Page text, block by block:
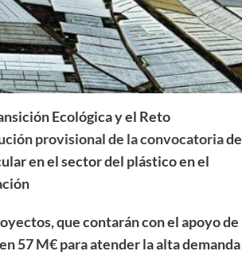
Ecológica y el Reto
provisional de la convocatoriade
en el sector del plástico en el
que contarán con el apoyo de
57 M€ para atender la alta demanda